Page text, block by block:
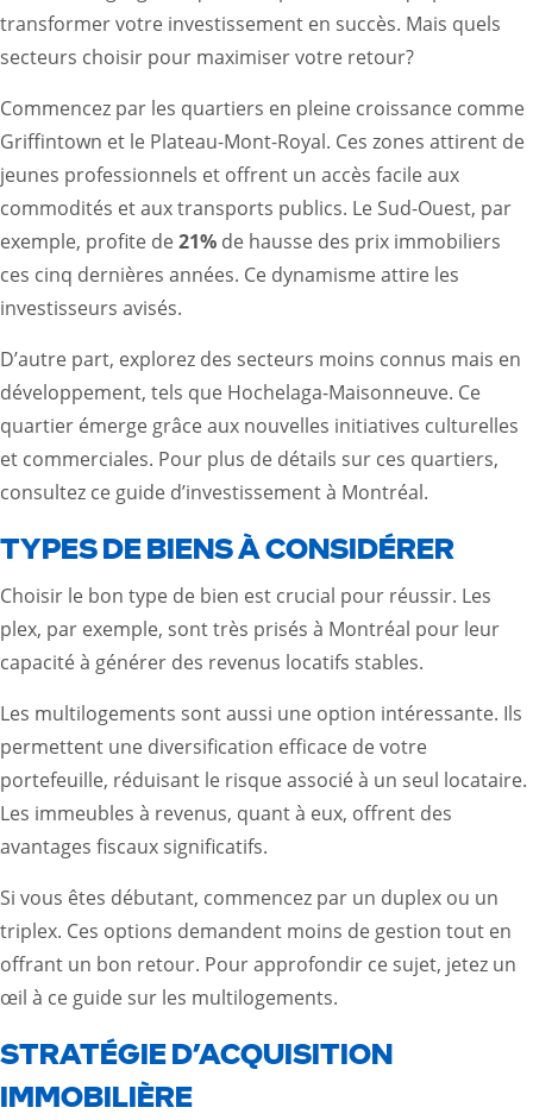
transformer votre investissement en succès. Mais quels
secteurs choisir pour maximiser votre retour?
Commencez par les quartiers en pleine croissance comme
Griffintown et le Plateau-Mont-Royal. Ces zones attirent de
jeunes professionnels et offrent un accès facile aux
commodités et aux transports publics. Le Sud-Ouest, par
exemple, profite de21% de hausse des prix immobiliers
ces cinq dernières années. Ce dynamisme attire les
investisseurs avisés.
D’autre part, explorez des secteurs moins connus mais en
développement, tels que Hochelaga-Maisonneuve. Ce
quartier émerge grâce aux nouvelles initiatives culturelles
et commerciales. Pour plus de détails sur ces quartiers,
consultez ce guide d’investissement à Montréal.
TYPES DE BIENS À CONSIDÉRER
Choisir le bon type de bien est crucial pour réussir. Les
plex, par exemple, sont très prisés à Montréal pour leur
capacité à générer des revenus locatifs stables.
Les multilogements sont aussi une option intéressante. Ils
permettent une diversification efficace de votre
portefeuille, réduisant le risque associé à un seul locataire.
Les immeubles à revenus, quant à eux, offrent des
avantages fiscaux significatifs.
Si vous êtes débutant, commencez par un duplex ou un
triplex. Ces options demandent moins de gestion tout en
offrant un bon retour. Pour approfondir ce sujet, jetez un
œil à ce guide sur les multilogements.
STRATÉGIE D’ACQUISITION
IMMOBILIÈRE